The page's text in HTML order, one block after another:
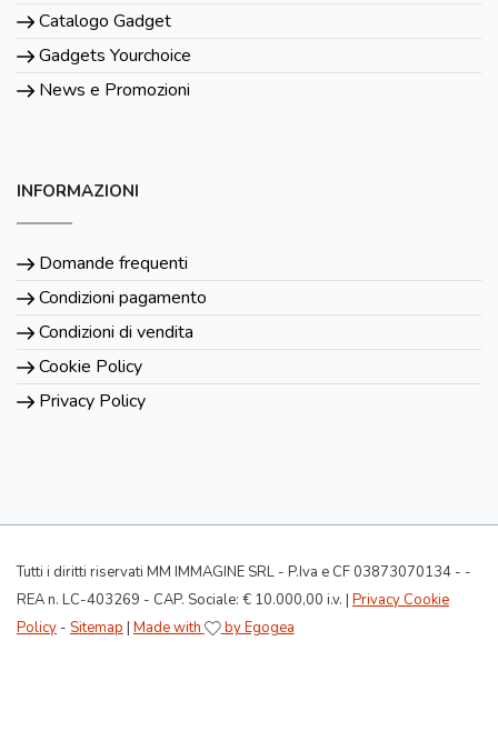
Catalogo Gadget
Gadgets Yourchoice
News e Promozioni
INFORMAZIONI
Domande frequenti
Condizioni pagamento
Condizioni di vendita
Cookie Policy
Privacy Policy
Tutti i diritti riservati MM IMMAGINE SRL - P.Iva e CF 03873070134 - -
REA n. LC-403269 - CAP. Sociale: € 10.000,00 i.v. | Privacy Cookie
Policy - Sitemap | Made with by Egogea